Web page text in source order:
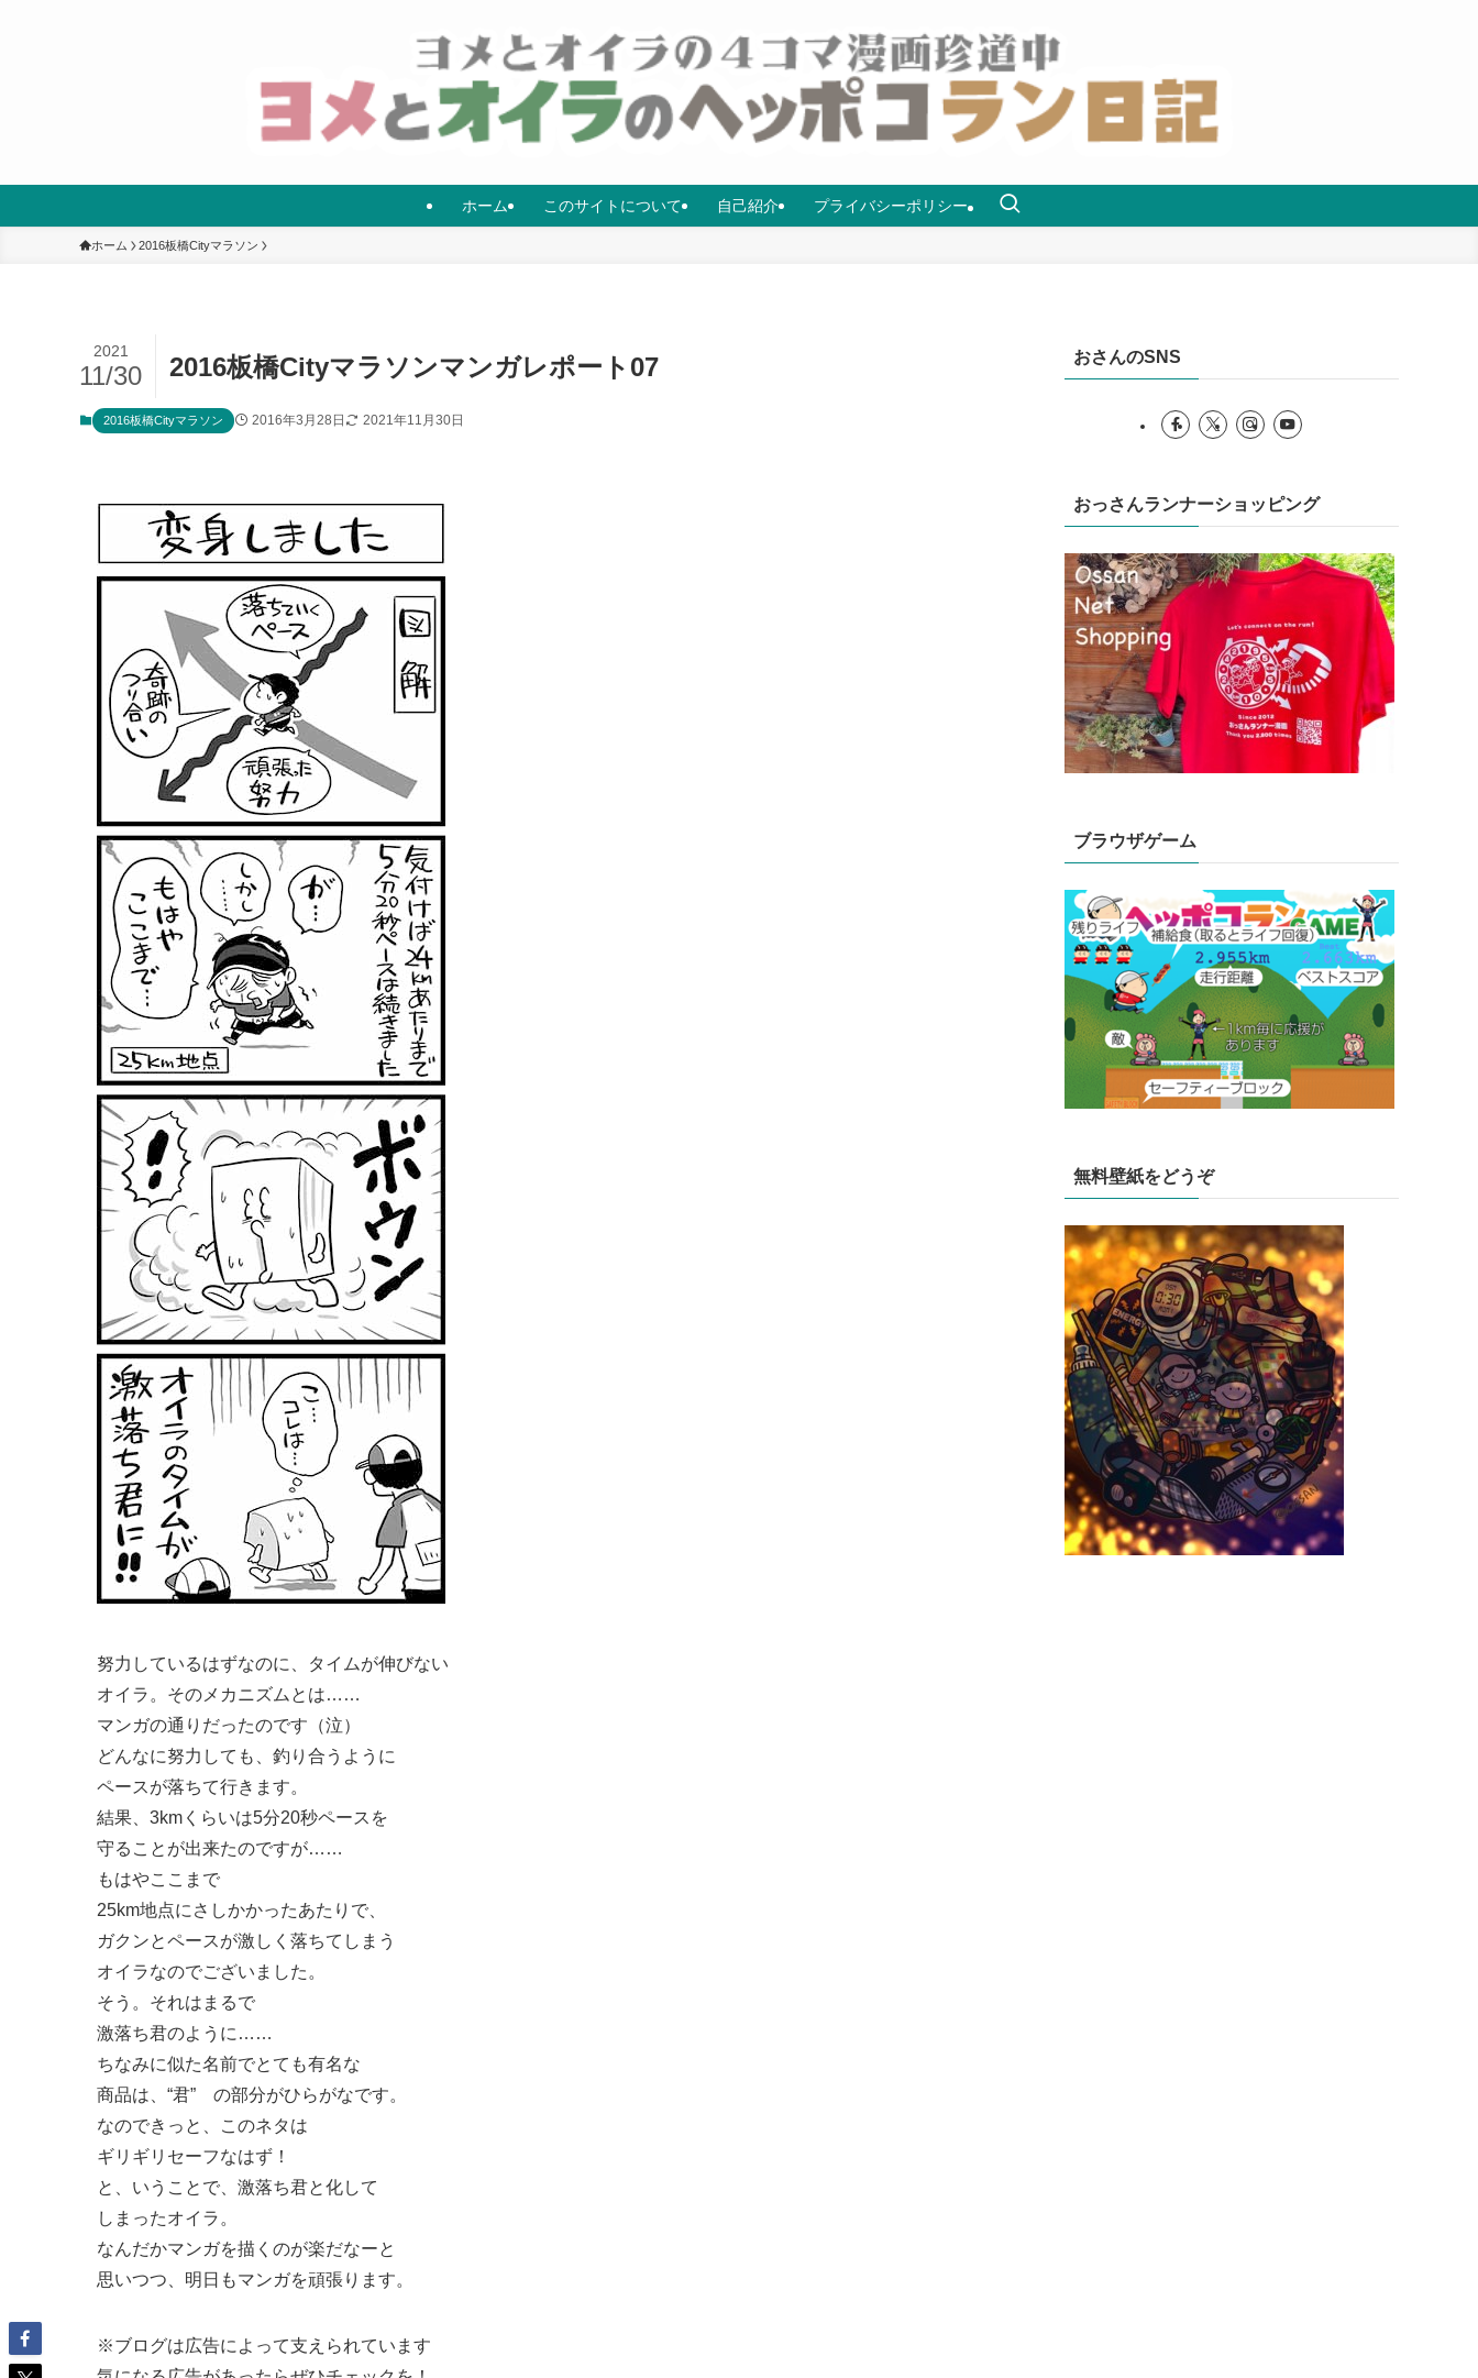
ホーム このサイトについて 自己紹介 プライバシーポリシー
ホーム 2016板橋Cityマラソン
2016板橋Cityマラソンマンガレポート07
2021
11/30
2016板橋Cityマラソン 2016年3月28日 2021年11月30日
努力しているはずなのに、タイムが伸びない
オイラ。そのメカニズムとは……
マンガの通りだったのです（泣）
どんなに努力しても、釣り合うように
ペースが落ちて行きます。
結果、3kmくらいは5分20秒ペースを
守ることが出来たのですが……
もはやここまで
25km地点にさしかかったあたりで、
ガクンとペースが激しく落ちてしまう
オイラなのでございました。
そう。それはまるで
激落ち君のように……
ちなみに似た名前でとても有名な
商品は、“君” の部分がひらがなです。
なのできっと、このネタは
ギリギリセーフなはず！
と、いうことで、激落ち君と化して
しまったオイラ。
なんだかマンガを描くのが楽だなーと
思いつつ、明日もマンガを頑張ります。
※ブログは広告によって支えられています
おさんのSNS
おっさんランナーショッピング
ブラウザゲーム
無料壁紙をどうぞ